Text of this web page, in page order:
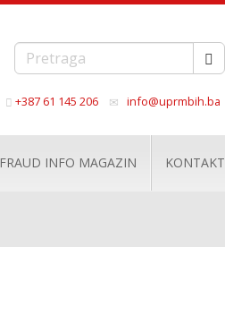
+387 61 145 206 info@uprmbih.ba
FRAUD INFO MAGAZIN KONTAKT